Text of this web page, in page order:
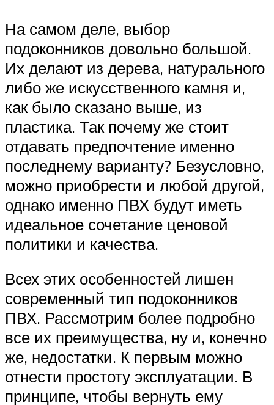
На самом деле, выбор
подоконников довольно большой.
Их делают из дерева, натурального
либо же искусственного камня и,
как было сказано выше, из
пластика. Так почему же стоит
отдавать предпочтение именно
последнему варианту? Безусловно,
можно приобрести и любой другой,
однако именно ПВХ будут иметь
идеальное сочетание ценовой
политики и качества.
Всех этих особенностей лишен
современный тип подоконников
ПВХ. Рассмотрим более подробно
все их преимущества, ну и, конечно
же, недостатки. К первым можно
отнести простоту эксплуатации. В
принципе, чтобы вернуть ему